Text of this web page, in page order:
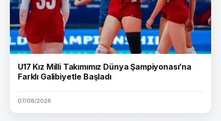
U17 Kız Milli Takımımız Dünya Şampiyonası’na
Farklı Galibiyetle Başladı
07/08/2026